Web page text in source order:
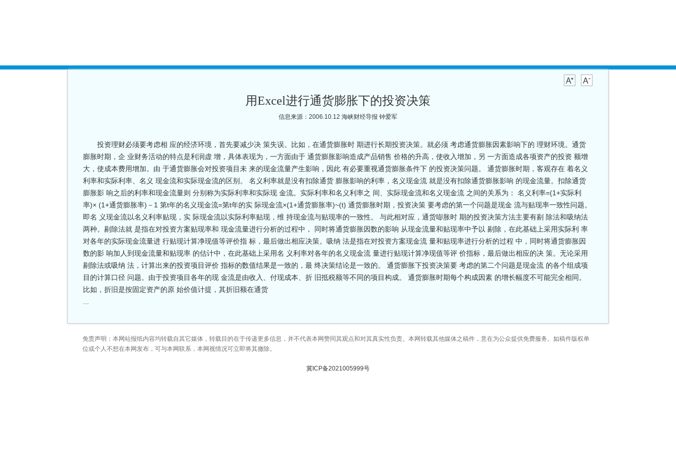
用Excel进行通货膨胀下的投资决策
信息来源：2006.10.12 海峡财经导报 钟爱军
投资理财必须要考虑相 应的经济环境，首先要减少决 策失误。比如，在通货膨胀时 期进行长期投资决策。就必须 考虑通货膨胀因素影响下的 理财环境。通货
膨胀时期，企 业财务活动的特点是利润虚 增，具体表现为，一方面由于 通货膨胀影响造成产品销售 价格的升高，使收入增加，另 一方面造成各项资产的投资 额增
大，使成本费用增加。由 于通货膨胀会对投资项目未 来的现金流量产生影响，因此 有必要重视通货膨胀条件下 的投资决策问题。 通货膨胀时期，客观存在 着名义
利率和实际利率、名义 现金流和实际现金流的区别。 名义利率就是没有扣除通货 膨胀影响的利率，名义现金流 就是没有扣除通货膨胀影响 的现金流量。扣除通货
膨胀影 响之后的利率和现金流量则 分别称为实际利率和实际现 金流。实际利率和名义利率之 间、实际现金流和名义现金流 之间的关系为： 名义利率=(1+实际利
率)× (1+通货膨胀率)－1 第t年的名义现金流=第t年的实 际现金流×(1+通货膨胀率)~(t) 通货膨胀时期，投资决策 要考虑的第一个问题是现金 流与贴现率一致性问题。
即名 义现金流以名义利率贴现，实 际现金流以实际利率贴现，维 持现金流与贴现率的一致性。 与此相对应，通货嘭胀时 期的投资决策方法主要有剔 除法和吸纳法
两种。剔除法就 是指在对投资方案贴现率和 现金流量进行分析的过程中， 同时将通货膨胀因数的影响 从现金流量和贴现率中予以 剔除，在此基础上采用实际利 率
对各年的实际现金流量进 行贴现计算净现值等评价指 标，最后做出相应决策。吸纳 法是指在对投资方案现金流 量和贴现率进行分析的过程 中，同时将通货膨胀因
数的影 响加人到现金流量和贴现率 的估计中，在此基础上采用名 义利率对各年的名义现金流 量进行贴现计算净现值等评 价指标，最后做出相应的决 策。无论采用
剔除法或吸纳 法，计算出来的投资项目评价 指标的数值结果是一致的，最 终决策结论是一致的。 通货膨胀下投资决策要 考虑的第二个问题是现金流 的各个组成项
目的计算口径 问题。由于投资项目各年的现 金流是由收入、付现成本、折 旧抵税额等不同的项目构成。 通货膨胀时期每个构成因素 的增长幅度不可能完全相同。
比如，折旧是按固定资产的原 始价值计提，其折旧额在通货
...
免责声明：本网站报纸内容均转载自其它媒体，转载目的在于传递更多信息，并不代表本网赞同其观点和对其真实性负责。本网转载其他媒体之稿件，意在为公众提供免费服务。如稿件版权单
位或个人不想在本网发布，可与本网联系，本网视情况可立即将其撤除。
冀ICP备2021005999号